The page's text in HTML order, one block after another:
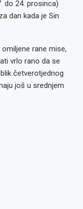
do 24. prosinca)
dan kada je Sin
rane mise,
vrlo rano da se
četverotjednog
još u srednjem